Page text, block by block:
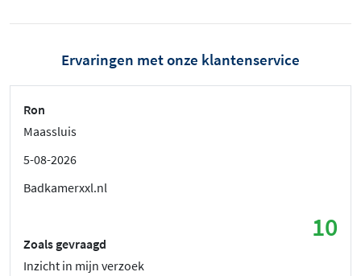
Ervaringen met onze klantenservice
Ron
Maassluis
5-08-2026
Badkamerxxl.nl
10
Zoals gevraagd
Inzicht in mijn verzoek